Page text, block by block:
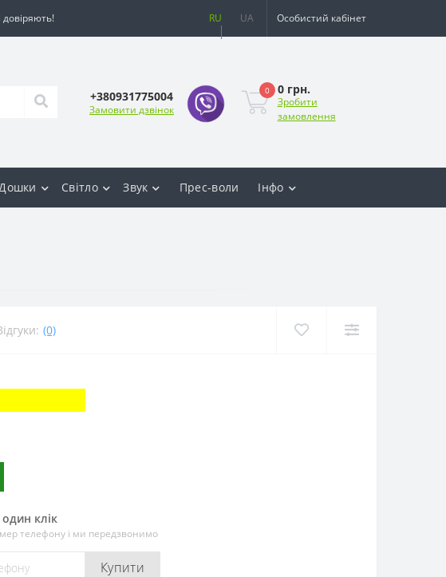
UA Особистий кабінет
+380931775004
Замовити дзвінок
0 0 грн.
Зробити
замовлення
Світло Звук Прес-воли Інфо
(0)
клік
телефону і ми передзвонимо
Купити